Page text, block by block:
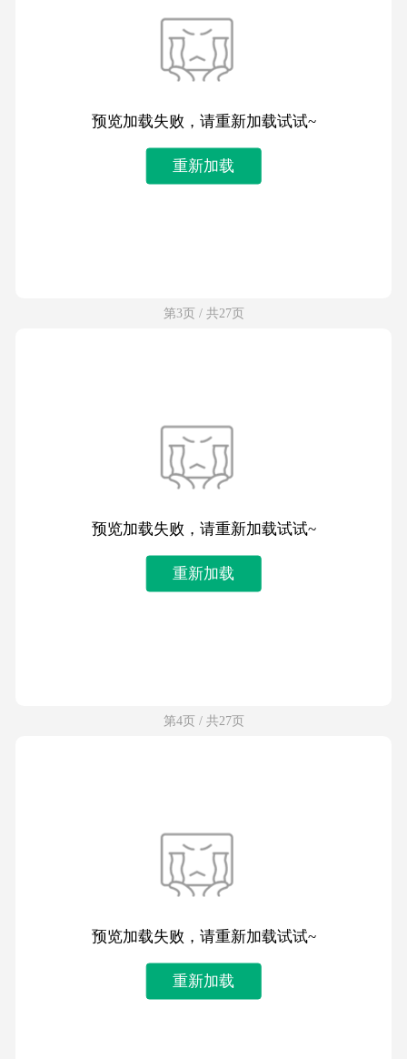
预览加载失败，请重新加载试试~
重新加载
第3页 / 共27页
预览加载失败，请重新加载试试~
重新加载
第4页 / 共27页
预览加载失败，请重新加载试试~
重新加载